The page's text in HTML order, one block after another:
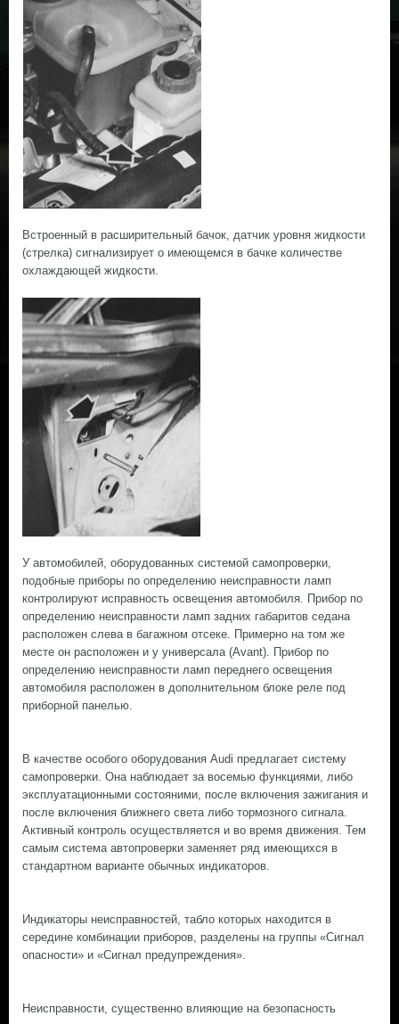
Встроенный в расширительный бачок, датчик уровня жидкости
(стрелка) сигнализирует о имеющемся в бачке количестве
охлаждающей жидкости.
У автомобилей, оборудованных системой самопроверки,
подобные приборы по определению неисправности ламп
контролируют исправность освещения автомобиля. Прибор по
определению неисправности ламп задних габаритов седана
расположен слева в багажном отсеке. Примерно на том же
месте он расположен и у универсала (Avant). Прибор по
определению неисправности ламп переднего освещения
автомобиля расположен в дополнительном блоке реле под
приборной панелью.
В качестве особого оборудования Audi предлагает систему
самопроверки. Она наблюдает за восемью функциями, либо
эксплуатационными состояними, после включения зажигания и
после включения ближнего света либо тормозного сигнала.
Активный контроль осуществляется и во время движения. Тем
самым система автопроверки заменяет ряд имеющихся в
стандартном варианте обычных индикаторов.
Индикаторы неисправностей, табло которых находится в
середине комбинации приборов, разделены на группы «Сигнал
опасности» и «Сигнал предупреждения».
Неисправности, существенно влияющие на безопасность